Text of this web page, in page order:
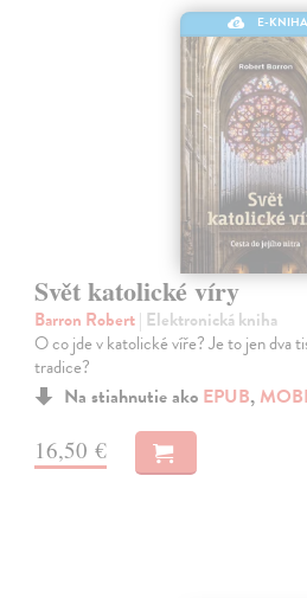
E-KNIHA
Svět katolické víry
Barron Robert| Elektronická kniha
O co jde v katolické víře? Je to jen dva
tradice?
Na stiahnutie ako EPUB, MOBI
16,50 €